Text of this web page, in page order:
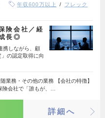
年収600万以上
フレック
険会社／経
長◎
携しながら、顧
の認定取得に向
業務・その他の業務 【会社の特徴】
険会社で「誰もが、…
詳細へ